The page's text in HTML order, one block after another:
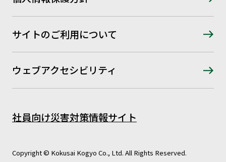
サイトのご利用について
ウェブアクセシビリティ
Copyright © Kokusai Kogyo Co., Ltd. All Rights Reserved.
社員向け災害対策情報サイト